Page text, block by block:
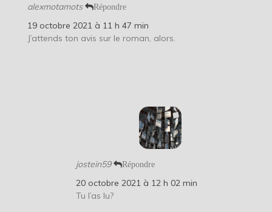
alexmotamots Répondre
19 octobre 2021 à 11 h 47 min
J’attends ton avis sur le roman, alors.
jostein59 Répondre
20 octobre 2021 à 12 h 02 min
Tu l’as lu?